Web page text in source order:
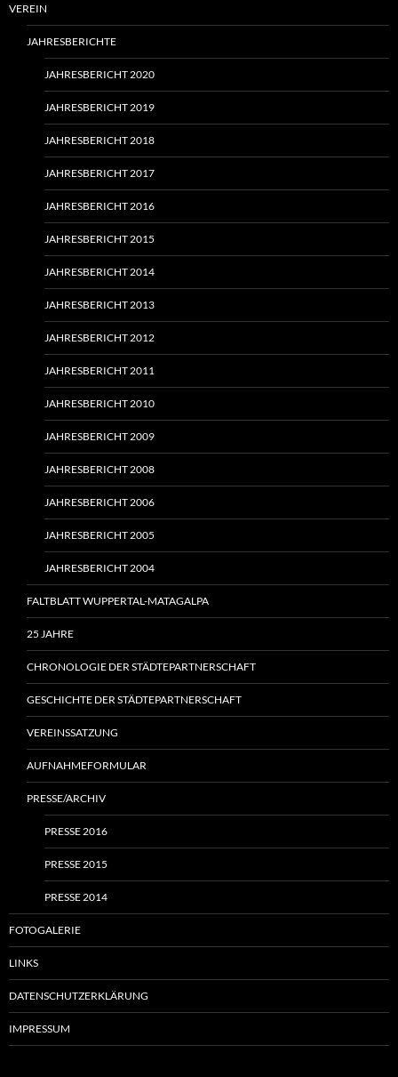
VEREIN
JAHRESBERICHTE
JAHRESBERICHT 2020
JAHRESBERICHT 2019
JAHRESBERICHT 2018
JAHRESBERICHT 2017
JAHRESBERICHT 2016
JAHRESBERICHT 2015
JAHRESBERICHT 2014
JAHRESBERICHT 2013
JAHRESBERICHT 2012
JAHRESBERICHT 2011
JAHRESBERICHT 2010
JAHRESBERICHT 2009
JAHRESBERICHT 2008
JAHRESBERICHT 2006
JAHRESBERICHT 2005
JAHRESBERICHT 2004
FALTBLATT WUPPERTAL-MATAGALPA
25 JAHRE
CHRONOLOGIE DER STÄDTEPARTNERSCHAFT
GESCHICHTE DER STÄDTEPARTNERSCHAFT
VEREINSSATZUNG
AUFNAHMEFORMULAR
PRESSE/ARCHIV
PRESSE 2016
PRESSE 2015
PRESSE 2014
FOTOGALERIE
LINKS
DATENSCHUTZERKLÄRUNG
IMPRESSUM